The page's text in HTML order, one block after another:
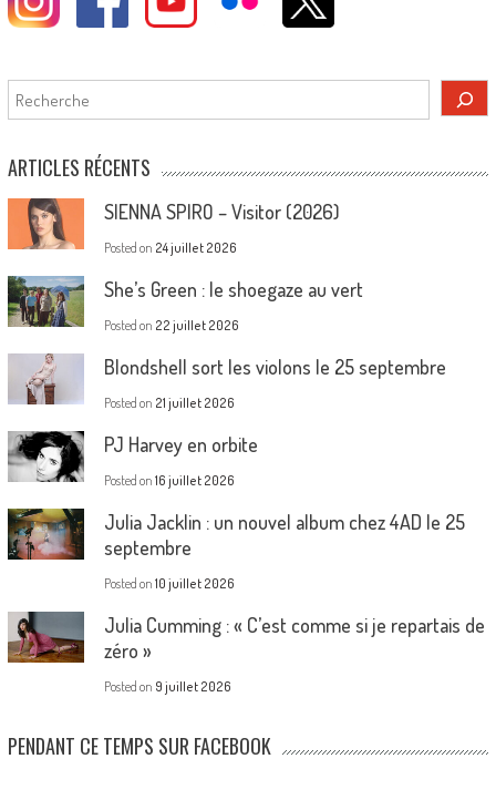
Rechercher
ARTICLES RÉCENTS
SIENNA SPIRO – Visitor (2026)
Posted on 24 juillet 2026
She’s Green : le shoegaze au vert
Posted on 22 juillet 2026
Blondshell sort les violons le 25 septembre
Posted on 21 juillet 2026
PJ Harvey en orbite
Posted on 16 juillet 2026
Julia Jacklin : un nouvel album chez 4AD le 25
septembre
Posted on 10 juillet 2026
Julia Cumming : « C’est comme si je repartais de
zéro »
Posted on 9 juillet 2026
PENDANT CE TEMPS SUR FACEBOOK